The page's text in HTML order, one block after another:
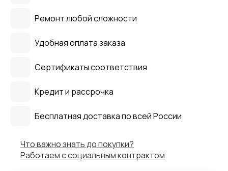
Ремонт любой сложности
Удобная оплата заказа
Сертификаты соответствия
Кредит и рассрочка
Бесплатная доставка по всей России
Что важно знать до покупки?
Работаем с социальным контрактом